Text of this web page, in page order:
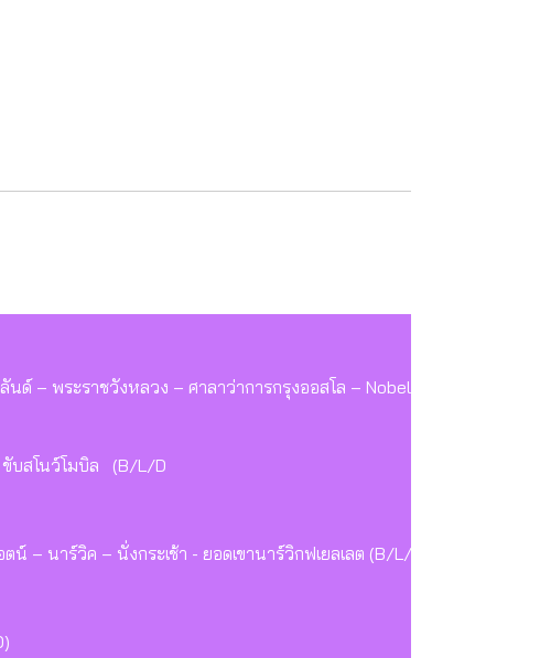
– พระราชวังหลวง – ศาลาว่าการกรุงออสโล – Nobel Peace
ขับสโนว์โมบิล (B/L/D
– นาร์วิค – นั่งกระเช้า - ยอดเขานาร์วิกฟเยลเลต (B/L/D)